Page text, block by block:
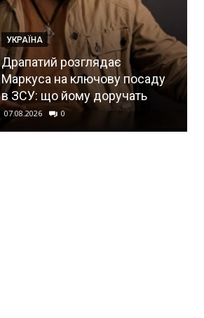
УКРАЇНА
Драпатий розглядає
Маркуса на ключову посаду
в ЗСУ: що йому доручать
07.08.2026 0